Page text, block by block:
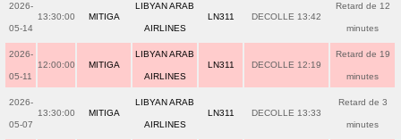
2026-
05-14
13:30:00 MITIGA
LIBYAN ARAB
AIRLINES
LN311 DECOLLE 13:42
Retard de 12
minutes
2026-
05-11
12:00:00 MITIGA
LIBYAN ARAB
AIRLINES
LN311 DECOLLE 12:19
Retard de 19
minutes
2026-
05-07
13:30:00 MITIGA
LIBYAN ARAB
AIRLINES
LN311 DECOLLE 13:33
Retard de 3
minutes